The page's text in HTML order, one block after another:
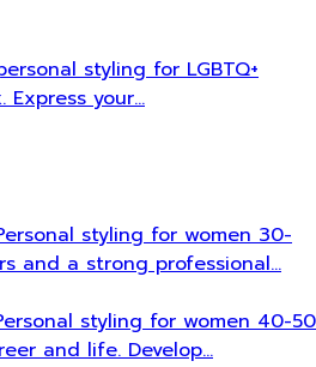
styling for LGBTQ+
Express your…
styling for women 30-
and a strong professional…
styling for women 40-50
and life. Develop…